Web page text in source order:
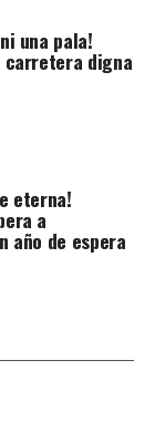
una pala!
carretera digna
eterna!
a
año de espera